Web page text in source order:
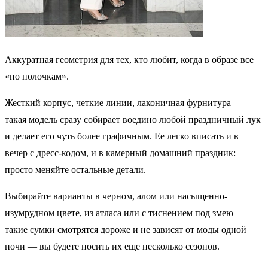
Аккуратная геометрия для тех, кто любит, когда в образе все
«по полочкам».
Жесткий корпус, четкие линии, лаконичная фурнитура —
такая модель сразу собирает воедино любой праздничный лук
и делает его чуть более графичным. Ее легко вписать и в
вечер с дресс-кодом, и в камерный домашний праздник:
просто меняйте остальные детали.
Выбирайте варианты в черном, алом или насыщенно-
изумрудном цвете, из атласа или с тиснением под змею —
такие сумки смотрятся дороже и не зависят от моды одной
ночи — вы будете носить их еще несколько сезонов.